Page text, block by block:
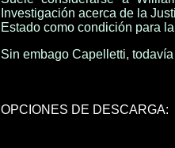
Investigación acerca de la
Estado como condición para
Sin embago Capelletti,
OPCIONES DE DESCARGA: